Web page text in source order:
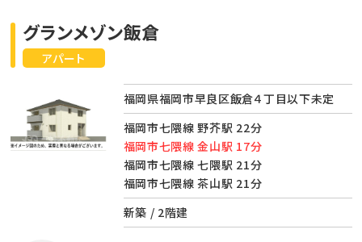
アパート
グランメゾン飯倉
福岡県福岡市早良区飯倉４丁目以下未定
福岡市七隈線 野芥駅 22分
福岡市七隈線 金山駅 17分
福岡市七隈線 七隈駅 21分
福岡市七隈線 茶山駅 21分
新築 / 2階建